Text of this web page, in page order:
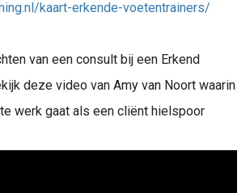
kaart-erkende-voetentrainers/
van een consult bij een Erkend
deze video van Amy van Noort waarin
werk gaat als een cliënt hielspoor